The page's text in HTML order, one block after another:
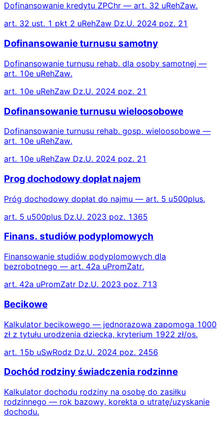
Dofinansowanie kredytu ZPChr — art. 32 uRehZaw.
art. 32 ust. 1 pkt 2 uRehZaw Dz.U. 2024 poz. 21
Dofinansowanie turnusu samotny
Dofinansowanie turnusu rehab. dla osoby samotnej —
art. 10e uRehZaw.
art. 10e uRehZaw Dz.U. 2024 poz. 21
Dofinansowanie turnusu wieloosobowe
Dofinansowanie turnusu rehab. gosp. wieloosobowe —
art. 10e uRehZaw.
art. 10e uRehZaw Dz.U. 2024 poz. 21
Prog dochodowy dopłat najem
Próg dochodowy dopłat do najmu — art. 5 u500plus.
art. 5 u500plus Dz.U. 2023 poz. 1365
Finans. studiów podyplomowych
Finansowanie studiów podyplomowych dla
bezrobotnego — art. 42a uPromZatr.
art. 42a uPromZatr Dz.U. 2023 poz. 713
Becikowe
Kalkulator becikowego — jednorazowa zapomoga 1000
zł z tytułu urodzenia dziecka, kryterium 1922 zł/os.
art. 15b uSwRodz Dz.U. 2024 poz. 2456
Dochód rodziny świadczenia rodzinne
Kalkulator dochodu rodziny na osobę do zasiłku
rodzinnego — rok bazowy, korekta o utratę/uzyskanie
dochodu.